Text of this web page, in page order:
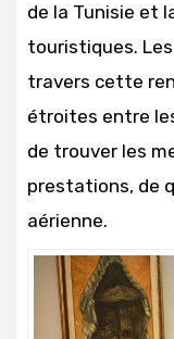
de la Tunisie et
touristiques.
travers cette
étroites entre
de trouver les
prestations, de
aérienne.